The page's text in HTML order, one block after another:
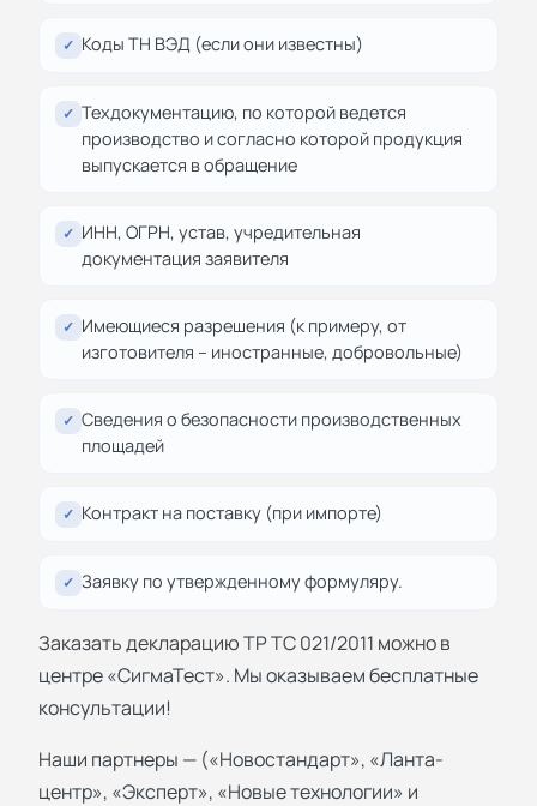
✓ Коды ТН ВЭД (если они известны)
✓ Техдокументацию, по которой ведется
производство и согласно которой продукция
выпускается в обращение
✓ ИНН, ОГРН, устав, учредительная
документация заявителя
✓ Имеющиеся разрешения (к примеру, от
изготовителя – иностранные, добровольные)
✓ Сведения о безопасности производственных
площадей
✓ Контракт на поставку (при импорте)
✓ Заявку по утвержденному формуляру.
Заказать декларацию ТР ТС 021/2011 можно в
центре «СигмаТест». Мы оказываем бесплатные
консультации!
Наши партнеры — («Новостандарт», «Ланта-
центр», «Эксперт», «Новые технологии» и